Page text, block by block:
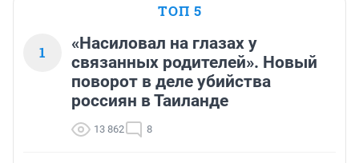
ТОП 5
1
«Насиловал на глазах у
связанных родителей». Новый
поворот в деле убийства
россиян в Таиланде
13 862 8